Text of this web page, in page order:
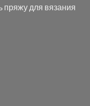
пряжу для вязания